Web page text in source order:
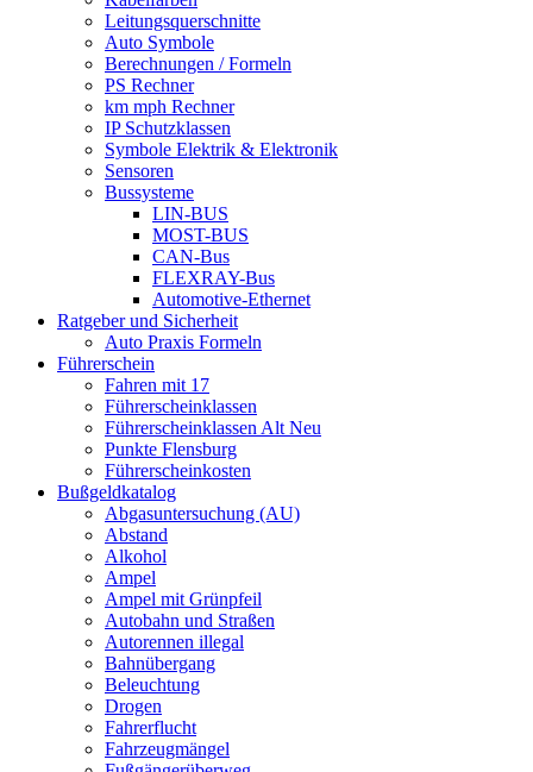
Leitungsquerschnitte
Auto Symbole
Berechnungen / Formeln
PS Rechner
km mph Rechner
IP Schutzklassen
Symbole Elektrik & Elektronik
Sensoren
Bussysteme
LIN-BUS
MOST-BUS
CAN-Bus
FLEXRAY-Bus
Automotive-Ethernet
Ratgeber und Sicherheit
Auto Praxis Formeln
Führerschein
Fahren mit 17
Führerscheinklassen
Führerscheinklassen Alt Neu
Punkte Flensburg
Führerscheinkosten
Bußgeldkatalog
Abgasuntersuchung (AU)
Abstand
Alkohol
Ampel
Ampel mit Grünpfeil
Autobahn und Straßen
Autorennen illegal
Bahnübergang
Beleuchtung
Drogen
Fahrerflucht
Fahrzeugmängel